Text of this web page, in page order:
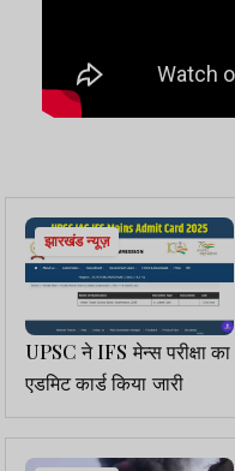
झारखंड न्यूज़
UPSC ने IFS मेन्स परीक्षा का
एडमिट कार्ड किया जारी